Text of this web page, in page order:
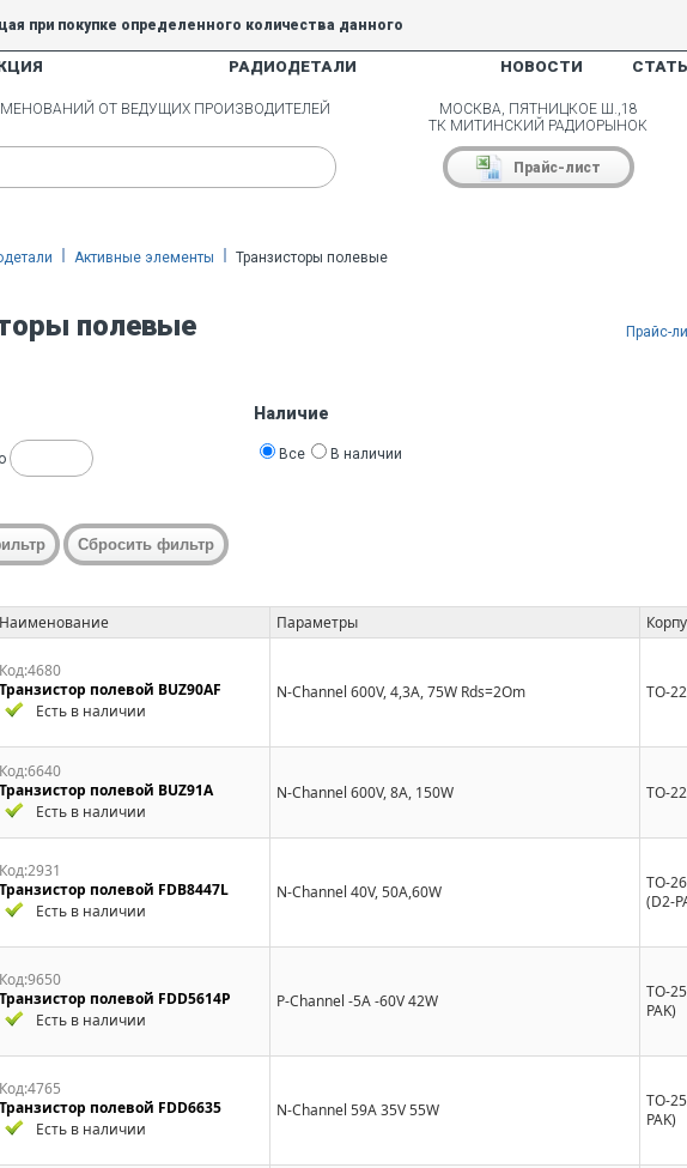
при покупке определенного количества данного
не действуют. РАДИОДЕТАЛИ НОВОСТИ
ОТ ВЕДУЩИХ ПРОИЗВОДИТЕЛЕЙ
МОСКВА, ПЯТНИЦКОЕ Ш.,18
ТК МИТИНСКИЙ РАДИОРЫНОК
Прайс-лист
Активные элементы Транзисторы полевые
полевые
Прайс-
Наличие
Все В наличии
Наименование Параметры
Код:4680
Транзистор полевой BUZ90AF
Есть в наличии
N-Channel 600V, 4,3A, 75W Rds=2Om TO-
Код:6640
Транзистор полевой BUZ91A
Есть в наличии
N-Channel 600V, 8A, 150W TO-
Код:2931
Транзистор полевой FDB8447L
Есть в наличии
N-Channel 40V, 50A,60W
TO-
(D2-
Код:9650
Транзистор полевой FDD5614P
Есть в наличии
P-Channel -5A -60V 42W
TO-
PAK)
Код:4765
Транзистор полевой FDD6635
Есть в наличии
N-Channel 59A 35V 55W
TO-
PAK)